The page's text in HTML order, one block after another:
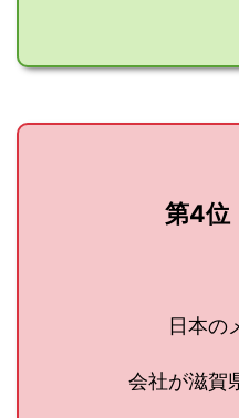
第4
日本の
会社が滋賀